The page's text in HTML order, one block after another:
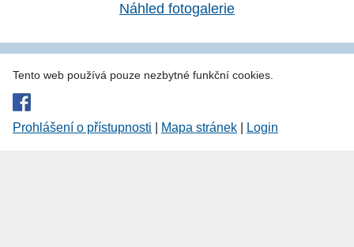
Náhled fotogalerie
Tento web používá pouze nezbytné funkční cookies.
Prohlášení o přístupnosti Mapa stránek Login